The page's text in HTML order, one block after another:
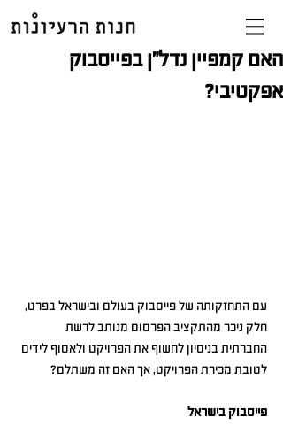
האם קמפיין נדל"ן בפייסבוק
אפקטיבי?
עם התחזקותה של פייסבוק בעולם ובישראל בפרט,
חלק ניכר מהתקציב הפרסום מנותב לרשת
החברתית בניסיון לחשוף את הפרויקט ולאסוף לידים
לטובת מכירת הפרויקט, אך האם זה משתלם?
פייסבוק בישראל